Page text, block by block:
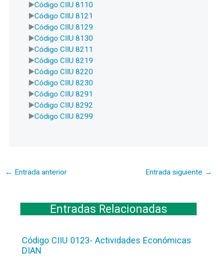
Código CIIU 8110
Código CIIU 8121
Código CIIU 8129
Código CIIU 8130
Código CIIU 8211
Código CIIU 8219
Código CIIU 8220
Código CIIU 8230
Código CIIU 8291
Código CIIU 8292
Código CIIU 8299
← Entrada anterior Entrada siguiente →
Entradas Relacionadas
Código CIIU 0123- Actividades Económicas
DIAN